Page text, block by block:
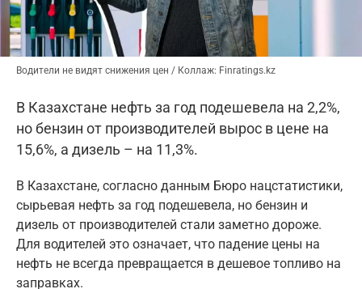
Водители не видят снижения цен / Коллаж: Finratings.kz
В Казахстане нефть за год подешевела на 2,2%,
но бензин от производителей вырос в цене на
15,6%, а дизель – на 11,3%.
В Казахстане, согласно данным Бюро нацстатистики,
сырьевая нефть за год подешевела, но бензин и
дизель от производителей стали заметно дороже.
Для водителей это означает, что падение цены на
нефть не всегда превращается в дешевое топливо на
заправках.